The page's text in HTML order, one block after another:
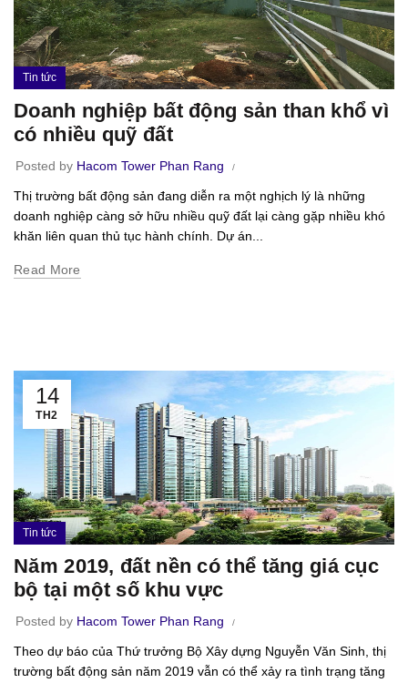
Tin tức
Doanh nghiệp bất động sản than khổ vì
có nhiều quỹ đất
Posted by Hacom Tower Phan Rang
Thị trường bất động sản đang diễn ra một nghịch lý là những
doanh nghiệp càng sở hữu nhiều quỹ đất lại càng gặp nhiều khó
khăn liên quan thủ tục hành chính. Dự án...
Read More
14
TH2
Tin tức
Năm 2019, đất nền có thể tăng giá cục
bộ tại một số khu vực
Posted by Hacom Tower Phan Rang
Theo dự báo của Thứ trưởng Bộ Xây dựng Nguyễn Văn Sinh, thị
trường bất động sản năm 2019 vẫn có thể xảy ra tình trạng tăng